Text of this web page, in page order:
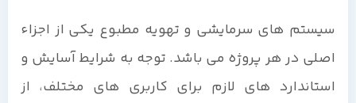
سیستم های سرمایشی و تهویه مطبوع یکی از اجزاء
اصلی در هر پروژه می باشد. توجه به شرایط آسایش و
استاندارد های لازم برای کاربری های مختلف، از